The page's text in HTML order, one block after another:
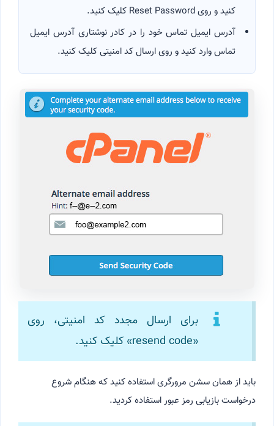
کنید و روی Reset Password کلیک کنید.
آدرس ایمیل تماس خود را در کادر نوشتاری آدرس ایمیل
تماس وارد کنید و روی ارسال کد امنیتی کلیک کنید.
برای ارسال مجدد کد امنیتی، روی
«resend code» کلیک کنید.
باید از همان سشن مرورگری استفاده کنید که هنگام شروع
درخواست بازیابی رمز عبور استفاده کردید.